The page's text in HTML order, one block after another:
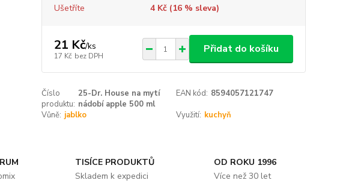
Ušetříte 4 Kč (16% sleva)
21 Kč/ks
17 Kč bez DPH
Přidat do košíku
Číslo
produktu:
25-Dr. House na mytí
nádobí apple 500 ml
EAN kód: 8594057121747
Vůně: jablko Využití: kuchyň
TISÍCE PRODUKTŮ
Skladem k expedici
OD ROKU 1996
Více než 30 let